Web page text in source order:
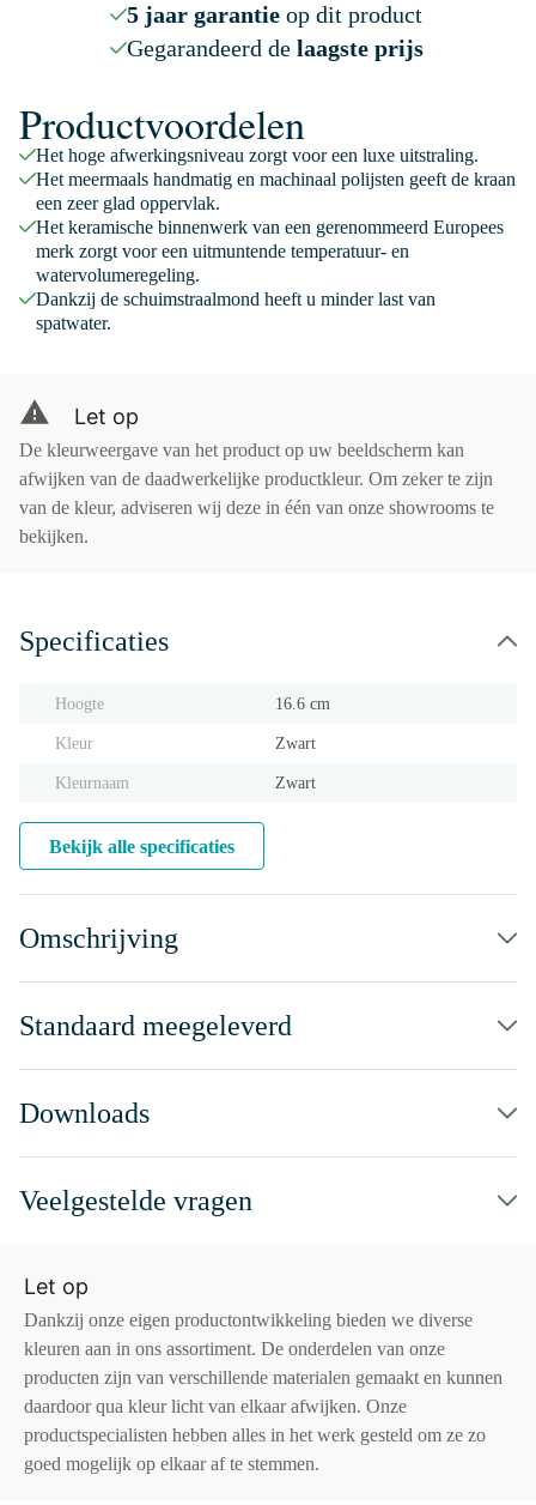
5 jaar garantieop dit product
Gegarandeerd de laagste prijs
Productvoordelen
Het hoge afwerkingsniveau zorgt voor een luxe uitstraling.
Het meermaals handmatig en machinaal polijsten geeft de kraan
een zeer glad oppervlak.
Het keramische binnenwerk van een gerenommeerd Europees
merk zorgt voor een uitmuntende temperatuur- en
watervolumeregeling.
Dankzij de schuimstraalmond heeft u minder last van
spatwater.
Let op
De kleurweergave van het product op uw beeldscherm kan
afwijken van de daadwerkelijke productkleur. Om zeker te zijn
van de kleur, adviseren wij deze in één van onze showrooms te
bekijken.
Specificaties
Hoogte 16.6 cm
Kleur Zwart
Kleurnaam Zwart
Bekijk alle specificaties
Omschrijving
Standaard meegeleverd
Downloads
Veelgestelde vragen
Let op
Dankzij onze eigen productontwikkeling bieden we diverse
kleuren aan in ons assortiment. De onderdelen van onze
producten zijn van verschillende materialen gemaakt en kunnen
daardoor qua kleur licht van elkaar afwijken. Onze
productspecialisten hebben alles in het werk gesteld om ze zo
goed mogelijk op elkaar af te stemmen.